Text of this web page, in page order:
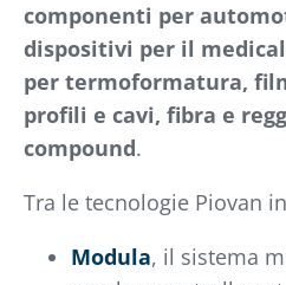
componenti per
dispositivi per il
per termoformatura,
profili e cavi, fibra e
compound.
Tra le tecnologie Piovan
Modula, il sistema